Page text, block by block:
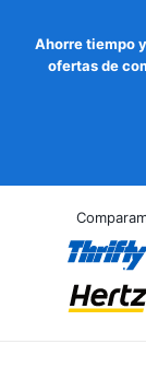
Ahorre tiempo
ofertas de